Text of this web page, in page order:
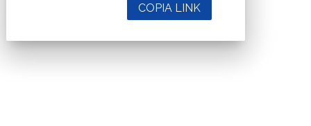
COPIA LINK